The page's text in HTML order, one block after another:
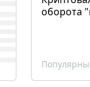
оборота